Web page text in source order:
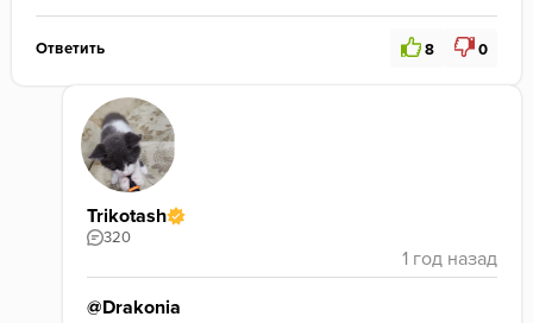
Ответить 8 0
Trikotash
320
@Drakonia